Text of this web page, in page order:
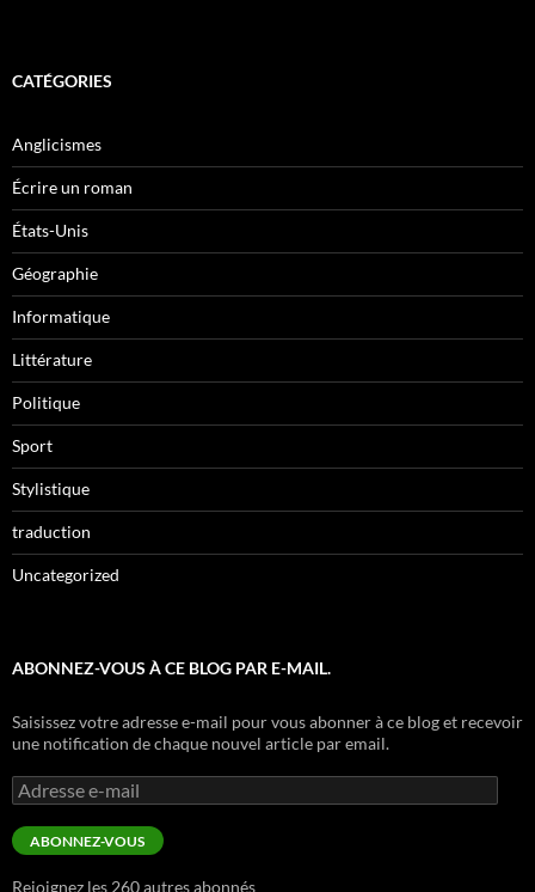
CATÉGORIES
Anglicismes
Écrire un roman
États-Unis
Géographie
Informatique
Littérature
Politique
Sport
Stylistique
traduction
Uncategorized
ABONNEZ-VOUS À CE BLOG PAR E-MAIL.
Saisissez votre adresse e-mail pour vous abonner à ce blog et recevoir
une notification de chaque nouvel article par email.
Adresse
e-
mail
ABONNEZ-VOUS
Rejoignez les 260 autres abonnés